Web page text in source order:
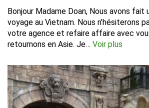
Bonjour Madame Doan, Nous avons fait
voyage au Vietnam. Nous n’hésiterons
votre agence et refaire affaire avec
retournons en Asie. Je… Voir plus